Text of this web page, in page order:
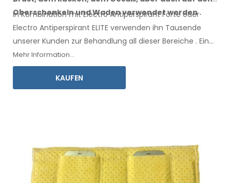
Oberschenkelnund Wadenverwendet werden.
In Kombination mit Electro Antiperspirant Forte oder
Electro Antiperspirant ELITE verwenden ihn Tausende
unserer Kunden zur Behandlung all dieser Bereiche . Eine
Gebrauchsanweisung
Mehr Information...
KAUFEN